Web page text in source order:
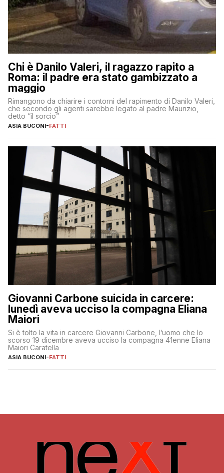
Chi è Danilo Valeri, il ragazzo rapito a
Roma: il padre era stato gambizzato a
maggio
Rimangono da chiarire i contorni del rapimento di Danilo Valeri,
che secondo gli agenti sarebbe legato al padre Maurizio,
detto “il sorcio”
ASIA BUCONI-FATTI
Giovanni Carbone suicida in carcere:
lunedì aveva ucciso la compagna Eliana
Maiori
Si è tolto la vita in carcere Giovanni Carbone, l’uomo che lo
scorso 19 dicembre aveva ucciso la compagna 41enne Eliana
Maiori Caratella
ASIA BUCONI-FATTI